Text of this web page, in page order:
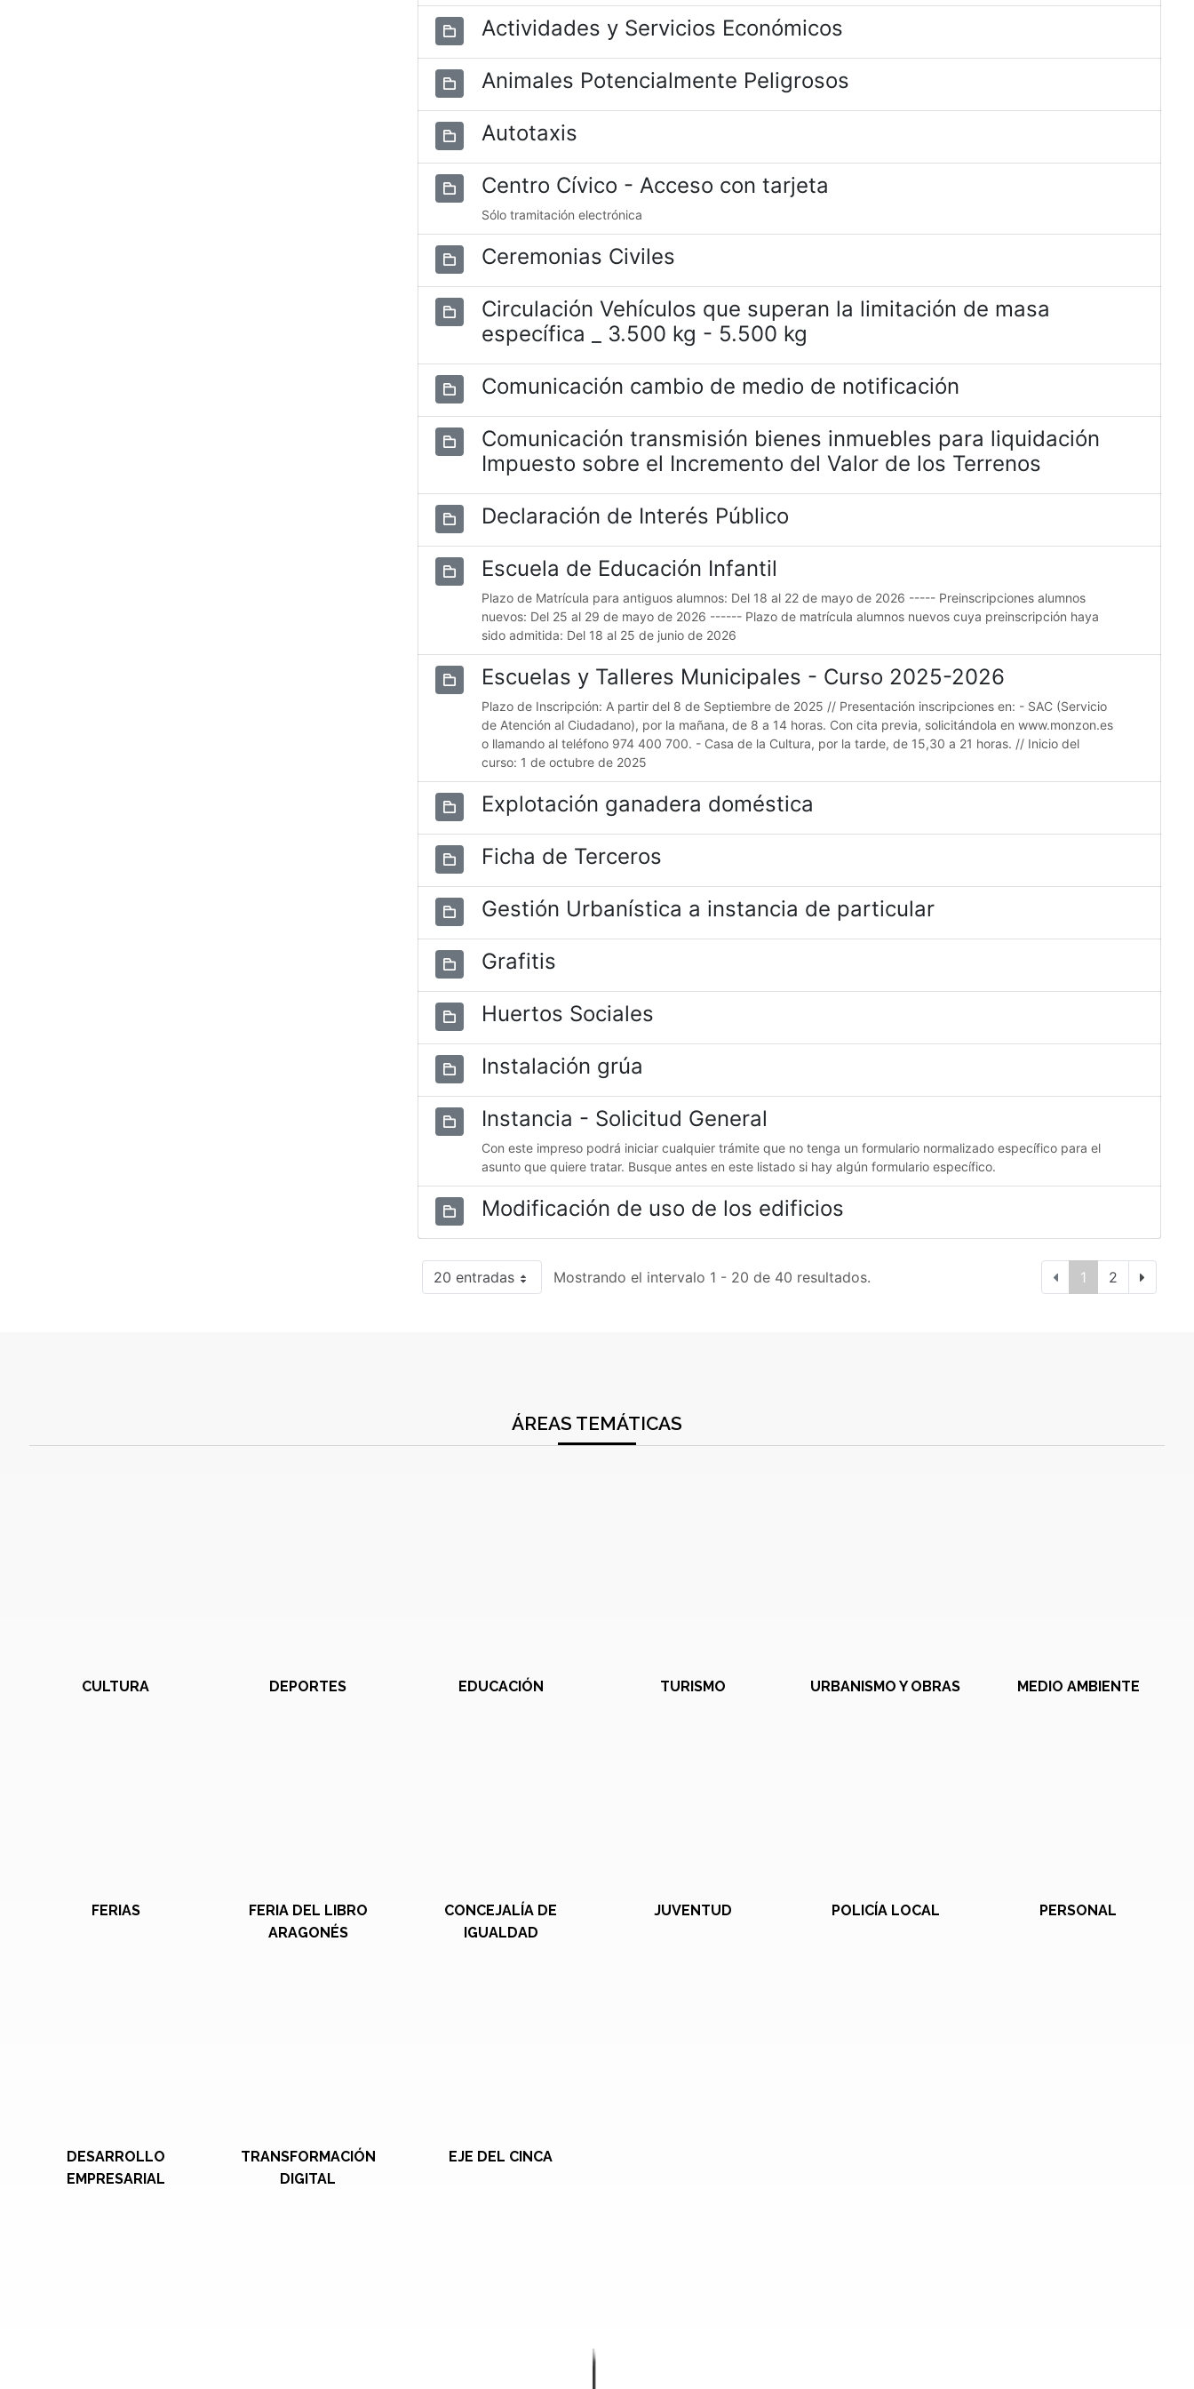
Actividades y Servicios Económicos
Animales Potencialmente Peligrosos
Autotaxis
Centro Cívico - Acceso con tarjeta
Sólo tramitación electrónica
Ceremonias Civiles
Circulación Vehículos que superan la limitación de masa
específica _ 3.500 kg - 5.500 kg
Comunicación cambio de medio de notificación
Comunicación transmisión bienes inmuebles para liquidación
Impuesto sobre el Incremento del Valor de los Terrenos
Declaración de Interés Público
Escuela de Educación Infantil
Plazo de Matrícula para antiguos alumnos: Del 18 al 22 de mayo de 2026 ----- Preinscripciones alumnos
nuevos: Del 25 al 29 de mayo de 2026 ------ Plazo de matrícula alumnos nuevos cuya preinscripción haya
sido admitida: Del 18 al 25 de junio de 2026
Escuelas y Talleres Municipales - Curso 2025-2026
Plazo de Inscripción: A partir del 8 de Septiembre de 2025 // Presentación inscripciones en: - SAC (Servicio
de Atención al Ciudadano), por la mañana, de 8 a 14 horas. Con cita previa, solicitándola en www.monzon.es
o llamando al teléfono 974 400 700. - Casa de la Cultura, por la tarde, de 15,30 a 21 horas. // Inicio del
curso: 1 de octubre de 2025
Explotación ganadera doméstica
Ficha de Terceros
Gestión Urbanística a instancia de particular
Grafitis
Huertos Sociales
Instalación grúa
Instancia - Solicitud General
Con este impreso podrá iniciar cualquier trámite que no tenga un formulario normalizado específico para el
asunto que quiere tratar. Busque antes en este listado si hay algún formulario específico.
Modificación de uso de los edificios
20 entradas Mostrando el intervalo 1 - 20 de 40 resultados. 1 2
ÁREAS TEMÁTICAS
CULTURA DEPORTES EDUCACIÓN TURISMO URBANISMO Y OBRAS MEDIO AMBIENTE
FERIAS
FERIA DEL LIBRO
ARAGONÉS
CONCEJALÍA DE
IGUALDAD
JUVENTUD POLICÍA LOCAL PERSONAL
DESARROLLO
EMPRESARIAL
TRANSFORMACIÓN
DIGITAL
EJE DEL CINCA